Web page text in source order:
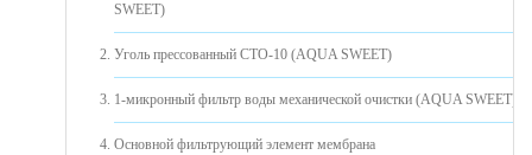
SWEET)
Уголь прессованный CTO-10 (AQUA SWEET)
1-микронный фильтр воды механической очистки (AQUA SWEET)
Основной фильтрующий элемент мембрана